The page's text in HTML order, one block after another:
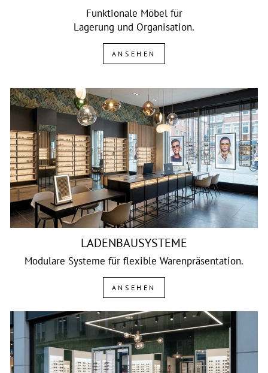
Funktionale Möbel für
Lagerung und Organisation.
ANSEHEN
LADENBAUSYSTEME
Modulare Systeme für flexible Warenpräsentation.
ANSEHEN